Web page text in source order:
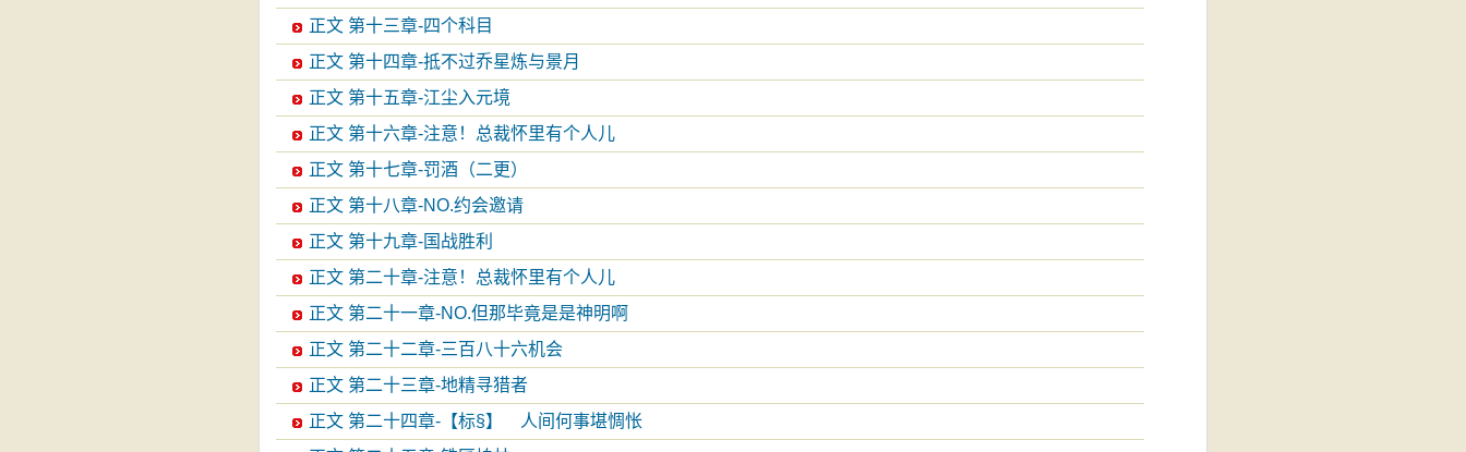
正文 第十三章-四个科目
正文 第十四章-抵不过乔星炼与景月
正文 第十五章-江尘入元境
正文 第十六章-注意！总裁怀里有个人儿
正文 第十七章-罚酒（二更）
正文 第十八章-NO.约会邀请
正文 第十九章-国战胜利
正文 第二十章-注意！总裁怀里有个人儿
正文 第二十一章-NO.但那毕竟是是神明啊
正文 第二十二章-三百八十六机会
正文 第二十三章-地精寻猎者
正文 第二十四章-【标§】 人间何事堪惆怅